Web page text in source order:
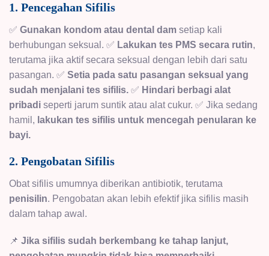
1. Pencegahan Sifilis
✅ Gunakan kondom atau dental dam setiap kali
berhubungan seksual. ✅ Lakukan tes PMS secara rutin,
terutama jika aktif secara seksual dengan lebih dari satu
pasangan. ✅ Setia pada satu pasangan seksual yang
sudah menjalani tes sifilis. ✅ Hindari berbagi alat
pribadi seperti jarum suntik atau alat cukur. ✅ Jika sedang
hamil, lakukan tes sifilis untuk mencegah penularan ke
bayi.
2. Pengobatan Sifilis
Obat sifilis umumnya diberikan antibiotik, terutama
penisilin. Pengobatan akan lebih efektif jika sifilis masih
dalam tahap awal.
📌 Jika sifilis sudah berkembang ke tahap lanjut,